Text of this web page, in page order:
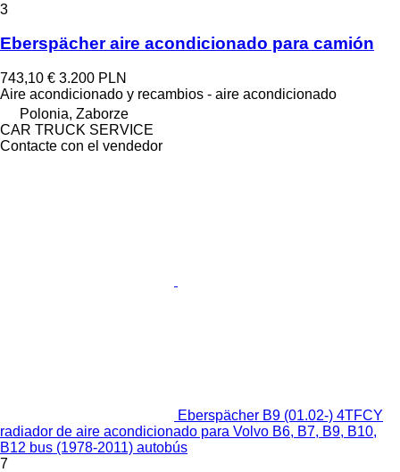
3
Eberspächer aire acondicionado para camión
743,10 € 3.200 PLN
Aire acondicionado y recambios - aire acondicionado
Polonia, Zaborze
CAR TRUCK SERVICE
Contacte con el vendedor
Eberspächer B9 (01.02-) 4TFCY
radiador de aire acondicionado para Volvo B6, B7, B9, B10,
B12 bus (1978-2011) autobús
7